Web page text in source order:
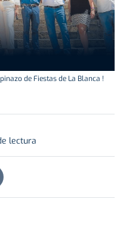
de Fiestas de La Blanca !
lectura